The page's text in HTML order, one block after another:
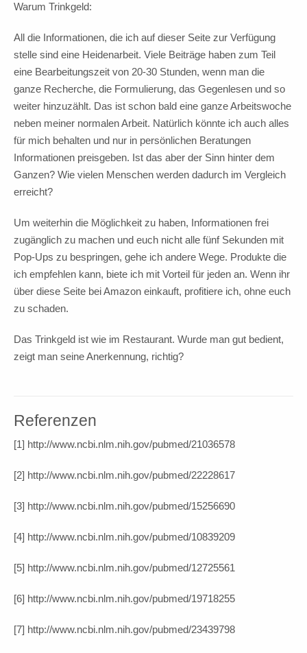
Warum Trinkgeld:
All die Informationen, die ich auf dieser Seite zur Verfügung
stelle sind eine Heidenarbeit. Viele Beiträge haben zum Teil
eine Bearbeitungszeit von 20-30 Stunden, wenn man die
ganze Recherche, die Formulierung, das Gegenlesen und so
weiter hinzuzählt. Das ist schon bald eine ganze Arbeitswoche
neben meiner normalen Arbeit. Natürlich könnte ich auch alles
für mich behalten und nur in persönlichen Beratungen
Informationen preisgeben. Ist das aber der Sinn hinter dem
Ganzen? Wie vielen Menschen werden dadurch im Vergleich
erreicht?
Um weiterhin die Möglichkeit zu haben, Informationen frei
zugänglich zu machen und euch nicht alle fünf Sekunden mit
Pop-Ups zu bespringen, gehe ich andere Wege. Produkte die
ich empfehlen kann, biete ich mit Vorteil für jeden an. Wenn ihr
über diese Seite bei Amazon einkauft, profitiere ich, ohne euch
zu schaden.
Das Trinkgeld ist wie im Restaurant. Wurde man gut bedient,
zeigt man seine Anerkennung, richtig?
Referenzen
[1] http://www.ncbi.nlm.nih.gov/pubmed/21036578
[2] http://www.ncbi.nlm.nih.gov/pubmed/22228617
[3] http://www.ncbi.nlm.nih.gov/pubmed/15256690
[4] http://www.ncbi.nlm.nih.gov/pubmed/10839209
[5] http://www.ncbi.nlm.nih.gov/pubmed/12725561
[6] http://www.ncbi.nlm.nih.gov/pubmed/19718255
[7] http://www.ncbi.nlm.nih.gov/pubmed/23439798